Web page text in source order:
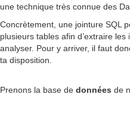
une technique très connue des
Concrètement, une jointure SQL
plusieurs tables afin d’extraire
analyser. Pour y arriver, il faut
ta disposition.
Prenons la base de données de